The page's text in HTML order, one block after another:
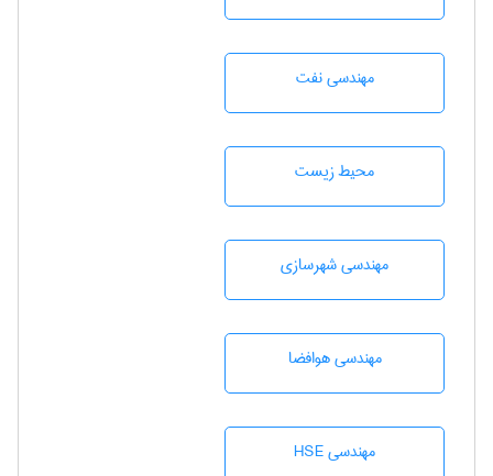
مهندسی نفت
محيط زيست
مهندسی شهرسازی
مهندسی هوافضا
مهندسی HSE